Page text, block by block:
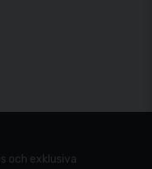
och exklusiva